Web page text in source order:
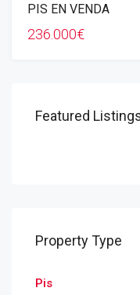
PIS EN VENDA​
236.000€
Featured
Property Type
Pis